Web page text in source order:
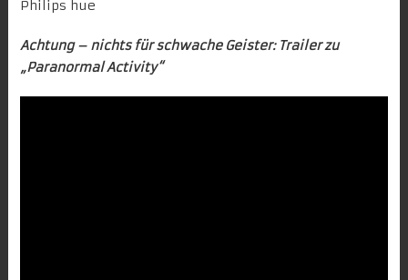
Achtung– nichts für schwache Geister: Trailer zu
„Paranormal Activity“